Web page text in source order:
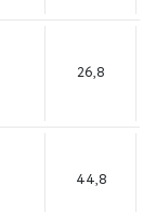
26,8
44,8